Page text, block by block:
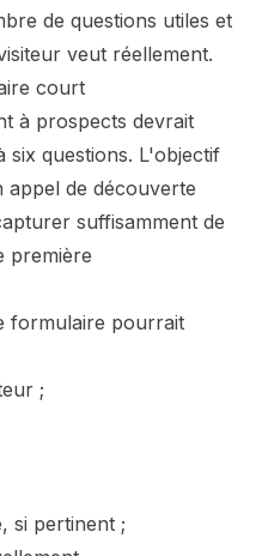
de questions utiles et
veut réellement.
court
à prospects devrait
six questions. L'objectif
de découverte
suffisamment de
première
formulaire pourrait
;
si pertinent ;